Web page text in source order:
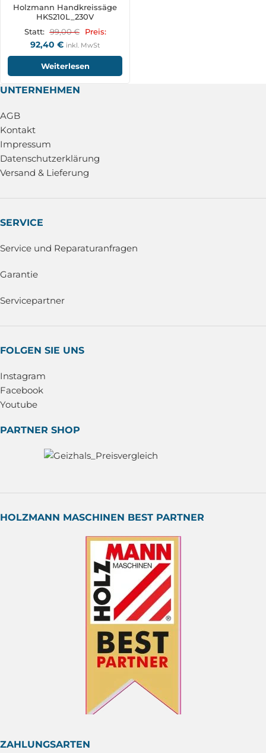
Holzmann Handkreissäge
HKS210L_230V
Statt: 99,00€ Preis:
92,40 € inkl. MwSt
Weiterlesen
UNTERNEHMEN
AGB
Kontakt
Impressum
Datenschutzerklärung
Versand & Lieferung
SERVICE
Service und Reparaturanfragen
Garantie
Servicepartner
FOLGEN SIE UNS
Instagram
Facebook
Youtube
PARTNER SHOP
HOLZMANN MASCHINEN BEST PARTNER
ZAHLUNGSARTEN